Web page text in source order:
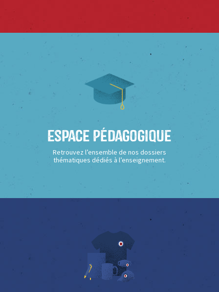
Espace Pédagogique
Retrouvez l’ensemble de nos dossiers
thématiques dédiés à l’enseignement.